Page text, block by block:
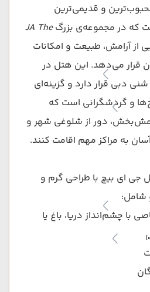
و قدیمی‌ترین
که در مجموعه‌ی بزرگJA The
از آرامش، طبیعت و امکانات
قرار می‌دهد. این هتل در
دبی قرار دارد و گزینه‌ای
و گردشگرانی است که
دور از شلوغی شهر و
به مراکز مهم اقامت کنند.
ای بیچ با طراحی گرم و
شامل:
با چشم‌انداز دریا، باغ یا